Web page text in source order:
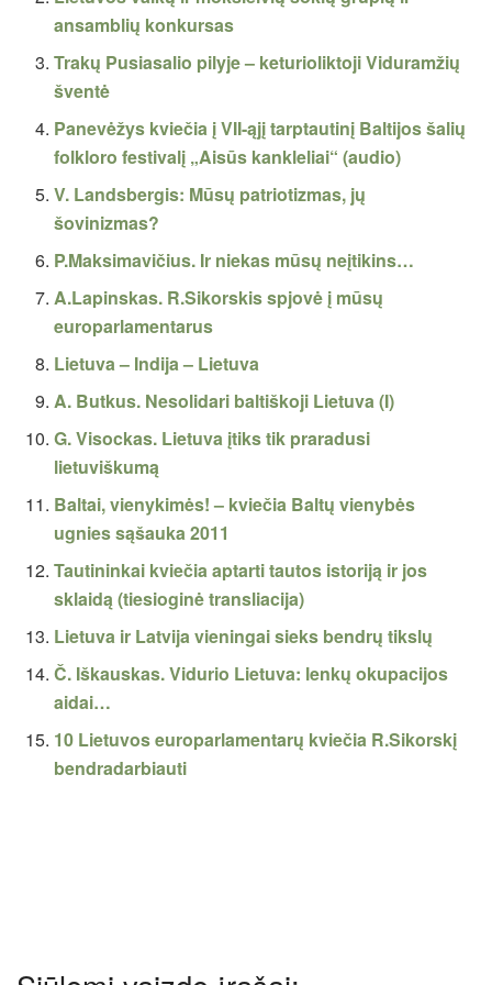
ansamblių konkursas
Trakų Pusiasalio pilyje – keturioliktoji Viduramžių
šventė
Panevėžys kviečia į VII-ąjį tarptautinį Baltijos šalių
folkloro festivalį „Aisūs kankleliai“ (audio)
V. Landsbergis: Mūsų patriotizmas, jų
šovinizmas?
P.Maksimavičius. Ir niekas mūsų neįtikins…
A.Lapinskas. R.Sikorskis spjovė į mūsų
europarlamentarus
Lietuva – Indija – Lietuva
A. Butkus. Nesolidari baltiškoji Lietuva (I)
G. Visockas. Lietuva įtiks tik praradusi
lietuviškumą
Baltai, vienykimės! – kviečia Baltų vienybės
ugnies sąšauka 2011
Tautininkai kviečia aptarti tautos istoriją ir jos
sklaidą (tiesioginė transliacija)
Lietuva ir Latvija vieningai sieks bendrų tikslų
Č. Iškauskas. Vidurio Lietuva: lenkų okupacijos
aidai…
10 Lietuvos europarlamentarų kviečia R.Sikorskį
bendradarbiauti